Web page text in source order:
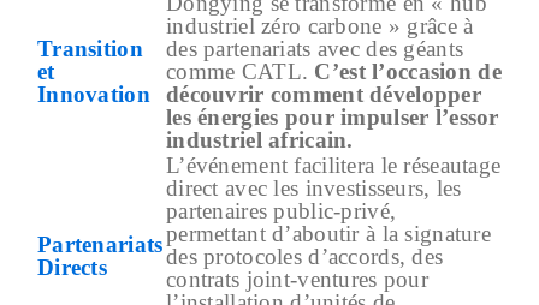
Transition
et
Innovation
industriel zéro carbone » grâce à
des partenariats avec des géants
comme CATL. C’est l’occasion de
découvrir comment développer
les énergies pour impulser l’essor
industriel africain.
Partenariats
Directs
L’événement facilitera le réseautage
direct avec les investisseurs, les
partenaires public-privé,
permettant d’aboutir à la signature
des protocoles d’accords, des
contrats joint-ventures pour